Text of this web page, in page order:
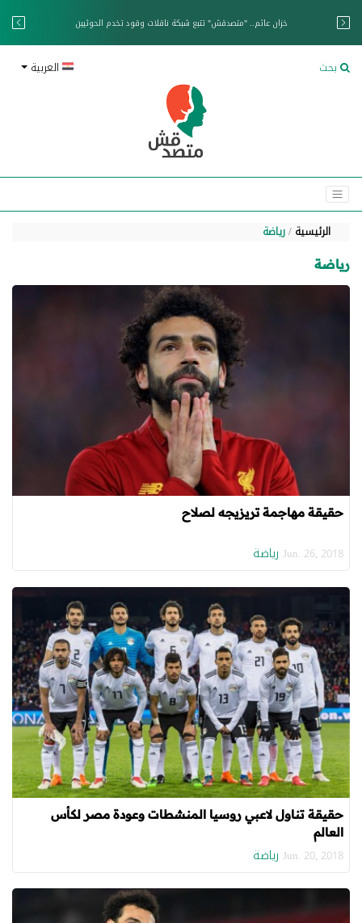
خزان عائم.. "متصدقش" تتبع شبكة ناقلات وقود تخدم الحوثيين
بحث العربية
الرئيسية رياضة
رياضة
حقيقة مهاجمة تريزيجه لصلاح
Jun. 26, 2018 رياضة
حقيقة تناول لاعبي روسيا المنشطات وعودة مصر لكأس
العالم
Jun. 20, 2018 رياضة